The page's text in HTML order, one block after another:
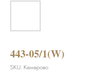
443-05/1(W)
SKU: Кемерово